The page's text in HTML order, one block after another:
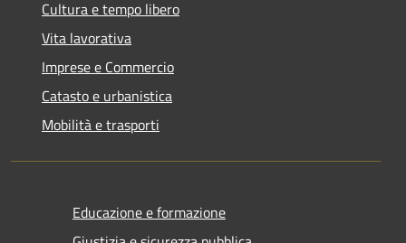
Cultura e tempo libero
Vita lavorativa
Imprese e Commercio
Catasto e urbanistica
Mobilità e trasporti
Educazione e formazione